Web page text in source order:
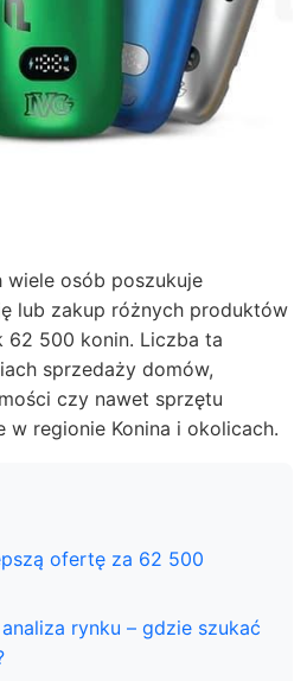
wiele osób poszukuje
lub zakup różnych produktów
62 500 konin. Liczba ta
sprzedaży domów,
czy nawet sprzętu
w regionie Konina i okolicach.
ofertę za 62 500
rynku – gdzie szukać